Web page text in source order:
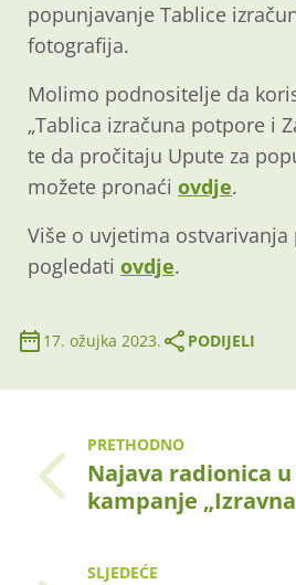
popunjavanje Tablice
fotografija.
Molimo podnositelje da
„Tablica izračuna potpore i
te da pročitaju Upute za
možete pronaći ovdje.
Više o uvjetima
pogledati ovdje.
17. ožujka 2023. PODIJELI
PRETHODNO
Najava radionica
kampanje
SLJEDEĆE